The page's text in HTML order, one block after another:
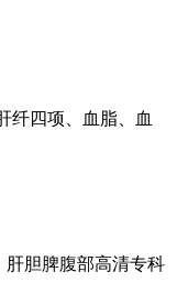
纤四项、血脂、血
胆脾腹部高清专科